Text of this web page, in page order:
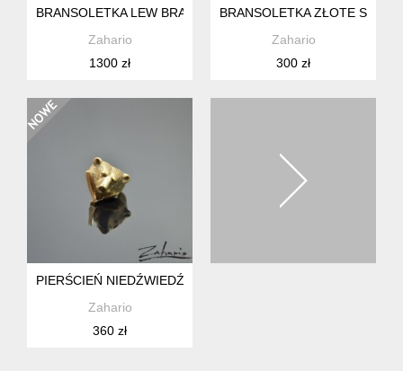
BRANSOLETKA LEW BRĄZ
Zahario
1300 zł
BRANSOLETKA ZŁOTE
Zahario
300 zł
PIERŚCIEŃ NIEDŹWIEDŹ Z BRZYTWĄ BRĄZ ZAHARIO
Zahario
360 zł